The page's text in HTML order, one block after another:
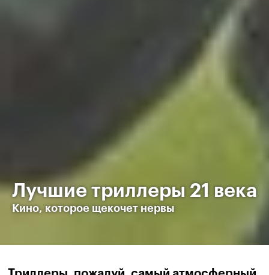
Лучшие триллеры 21 века
Кино, которое щекочет нервы